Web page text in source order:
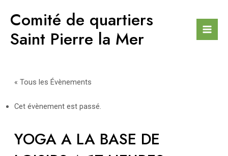
Comité de quartiers
Saint Pierre la Mer
« Tous les Évènements
Cet évènement est passé.
YOGA A LA BASE DE